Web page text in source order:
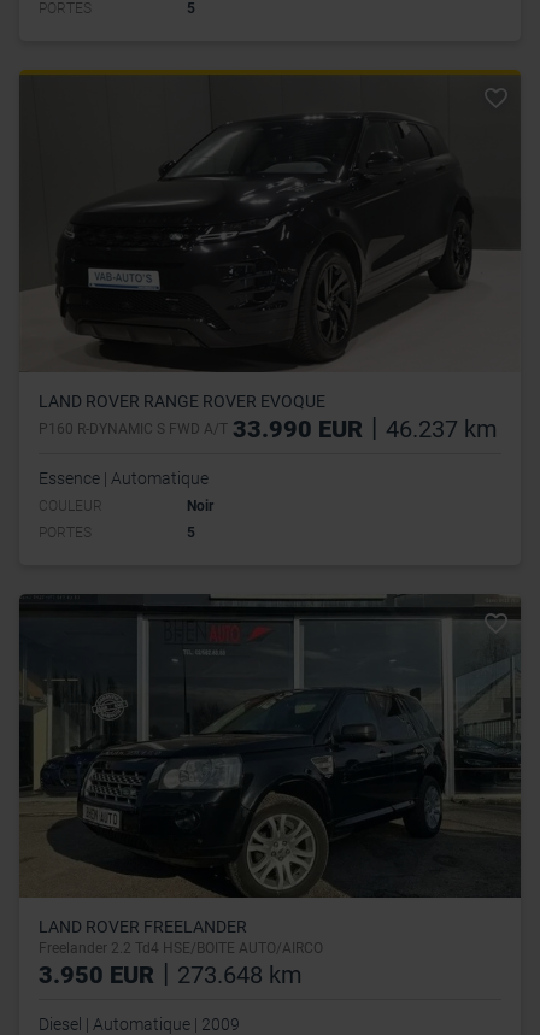
PORTES 5
LAND ROVER RANGE ROVER EVOQUE
P160 R-DYNAMIC S FWD A/T 33.990 EUR | 46.237 km
Essence | Automatique
COULEUR
Noir
PORTES
5
LAND ROVER FREELANDER
Freelander 2.2 Td4 HSE/BOITE AUTO/AIRCO
3.950 EUR | 273.648 km
Diesel | Automatique | 2009